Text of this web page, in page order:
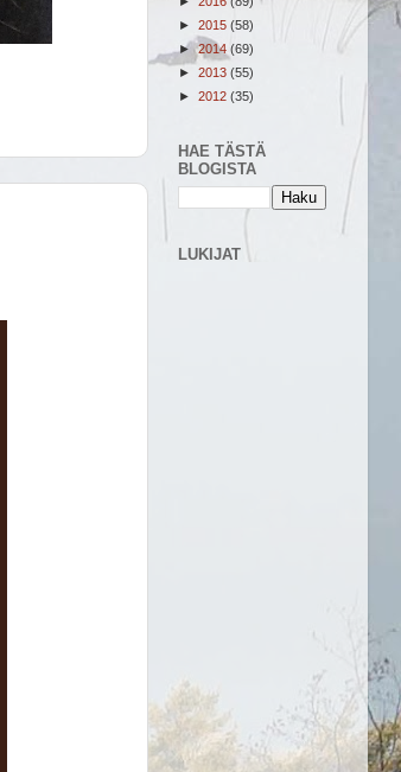
► 2015 (58)
►2014 (69)
► 2013 (55)
► 2012 (35)
HAE TÄSTÄ
BLOGISTA
LUKIJAT